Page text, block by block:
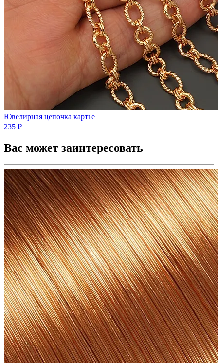
Ювелирная цепочка картье
235 ₽
Вас может заинтересовать